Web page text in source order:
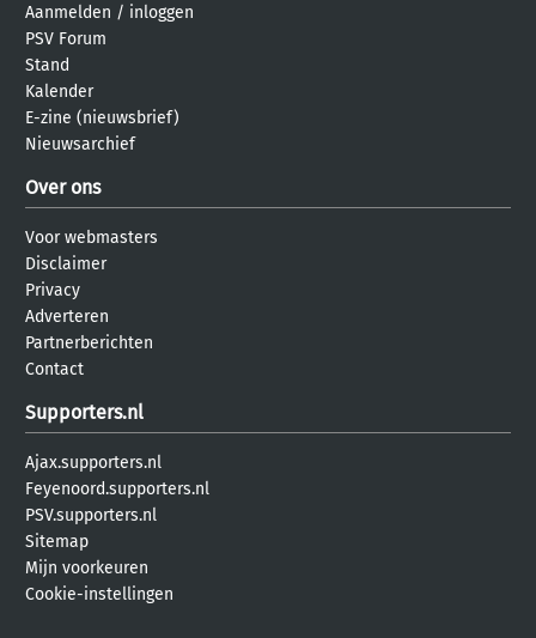
Aanmelden / inloggen
PSV Forum
Stand
Kalender
E-zine (nieuwsbrief)
Nieuwsarchief
Over ons
Voor webmasters
Disclaimer
Privacy
Adverteren
Partnerberichten
Contact
Supporters.nl
Ajax.supporters.nl
Feyenoord.supporters.nl
PSV.supporters.nl
Sitemap
Mijn voorkeuren
Cookie-instellingen